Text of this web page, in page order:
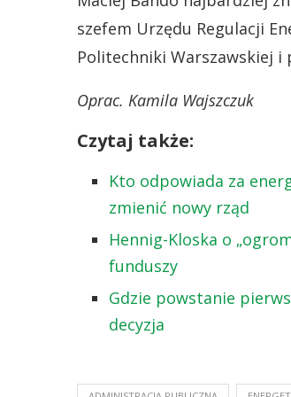
szefem Urzędu Regulacji
Politechniki Warszawskiej
Oprac. Kamila Wajszczuk
Czytaj także:
Kto odpowiada za
zmienić nowy rząd
Hennig-Kloska o
funduszy
Gdzie powstanie
decyzja